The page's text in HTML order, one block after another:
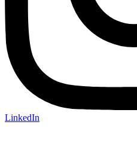
LinkedIn